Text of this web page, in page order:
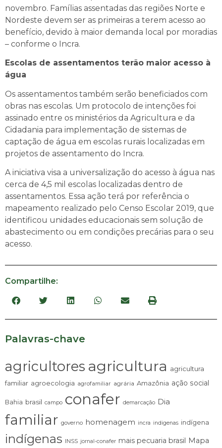
novembro. Famílias assentadas das regiões Norte e
Nordeste devem ser as primeiras a terem acesso ao
benefício, devido à maior demanda local por moradias
– conforme o Incra.
Escolas de assentamentos terão maior acesso à
água
Os assentamentos também serão beneficiados com
obras nas escolas. Um protocolo de intenções foi
assinado entre os ministérios da Agricultura e da
Cidadania para implementação de sistemas de
captação de água em escolas rurais localizadas em
projetos de assentamento do Incra.
A iniciativa visa a universalização do acesso à água nas
cerca de 4,5 mil escolas localizadas dentro de
assentamentos. Essa ação terá por referência o
mapeamento realizado pelo Censo Escolar 2019, que
identificou unidades educacionais sem solução de
abastecimento ou em condições precárias para o seu
acesso.
Compartilhe:
Palavras-chave
agricultores agricultura agricultura
familiar agroecologia agrofamiliar agrária Amazônia ação social
Bahia brasil campo conafer demarcação Dia
familiar governo homenagem incra indigenas indígena
indígenas INSS jornal-conafer mais pecuaria brasil Mapa